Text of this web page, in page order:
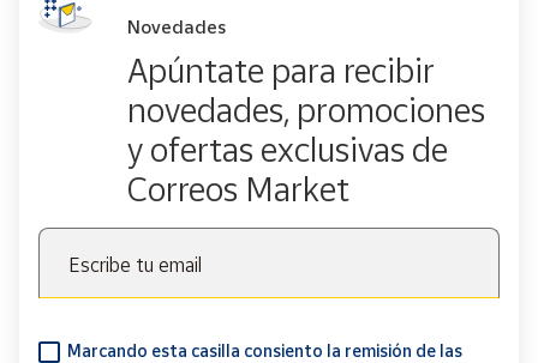
Novedades
Apúntate para recibir
novedades, promociones
y ofertas exclusivas de
Correos Market
Escribe tu email
Marcando esta casilla consiento la remisión de las